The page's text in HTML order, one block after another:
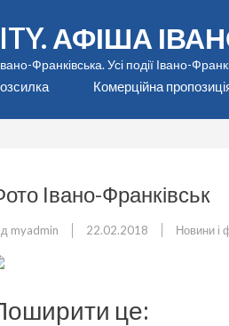
АФІША
Франківська. Усі події Івано-
Комерційна
Івано-Франківськ
myadmin 22.02.2018 Новини і
це: